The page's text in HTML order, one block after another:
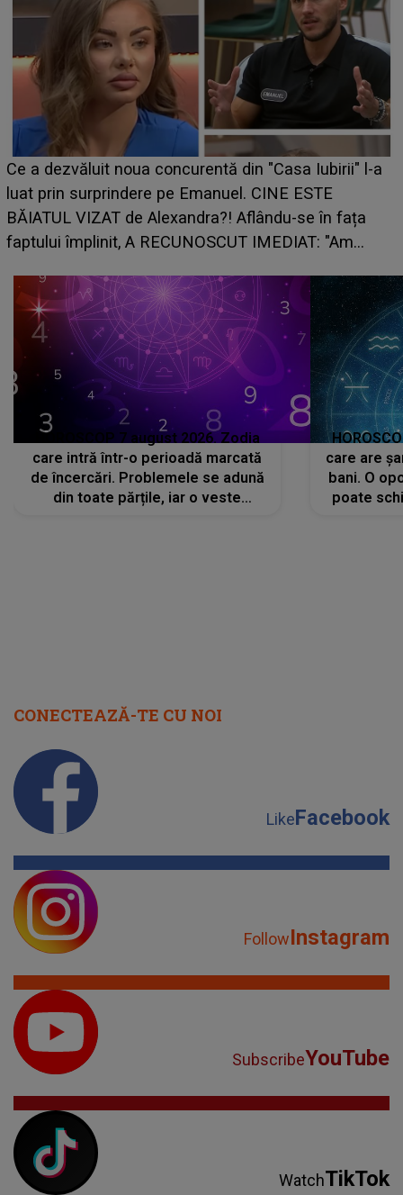
Ce a dezvăluit noua concurentă din "Casa Iubirii" l-a
luat prin surprindere pe Emanuel. CINE ESTE
BĂIATUL VIZAT de Alexandra?! Aflându-se în fața
faptului împlinit, A RECUNOSCUT IMEDIAT: "Am
HOROSCOP 7 august 2026. Zodia
care intră într-o perioadă marcată
de încercări. Problemele se adună
din toate părțile, iar o veste
care are
bani. O
poate
CONECTEAZĂ-TE CU NOI
LikeFacebook
FollowInstagram
SubscribeYouTube
WatchTikTok